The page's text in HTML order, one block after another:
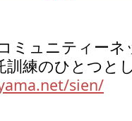
ミュニティーネ
訓練のひとつと
sien/